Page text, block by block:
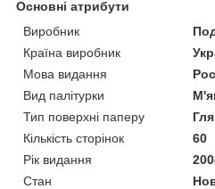
Основні атрибути
Виробник
Країна виробник
Мова видання
Вид палітурки
Тип поверхні паперу
Кількість сторінок
60
Рік видання
Стан